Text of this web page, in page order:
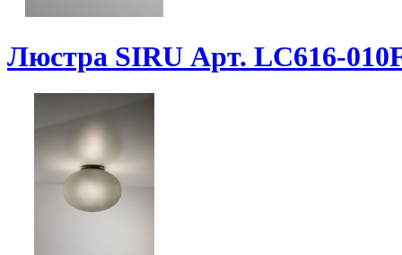
Люстра SIRU Арт. LC616-